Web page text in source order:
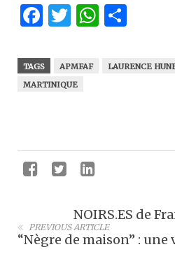
Facebook
Twitter
TAGS APMFAF
LAURENCE
MARTINIQUE
NOIRS.ES de
PREVIOUS ARTICLE
“Nègre de maison” :